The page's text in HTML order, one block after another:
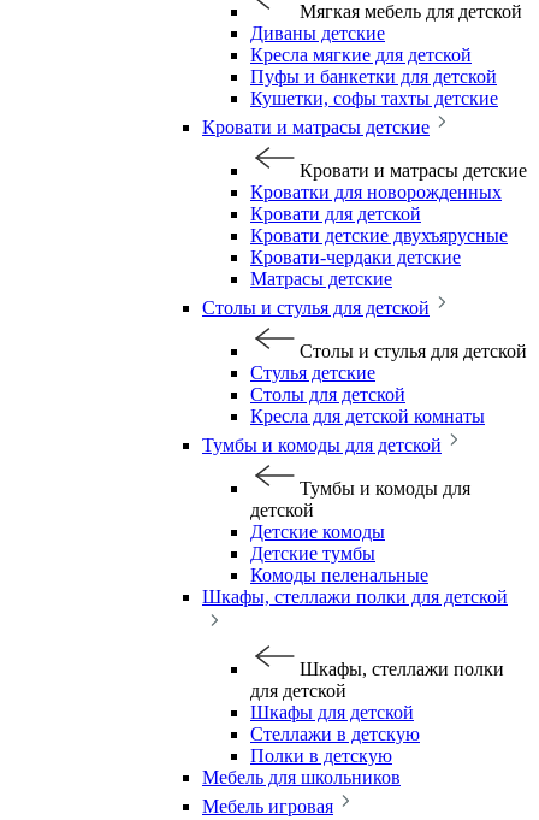
Мягкая мебель для детской
Диваны детские
Кресла мягкие для детской
Пуфы и банкетки для детской
Кушетки, софы тахты детские
Кровати и матрасы детские
Кровати и матрасы детские
Кроватки для новорожденных
Кровати для детской
Кровати детские двухъярусные
Кровати-чердаки детские
Матрасы детские
Столы и стулья для детской
Столы и стулья для детской
Стулья детские
Столы для детской
Кресла для детской комнаты
Тумбы и комоды для детской
Тумбы и комоды для
детской
Детские комоды
Детские тумбы
Комоды пеленальные
Шкафы, стеллажи полки для детской
Шкафы, стеллажи полки
для детской
Шкафы для детской
Стеллажи в детскую
Полки в детскую
Мебель для школьников
Мебель игровая